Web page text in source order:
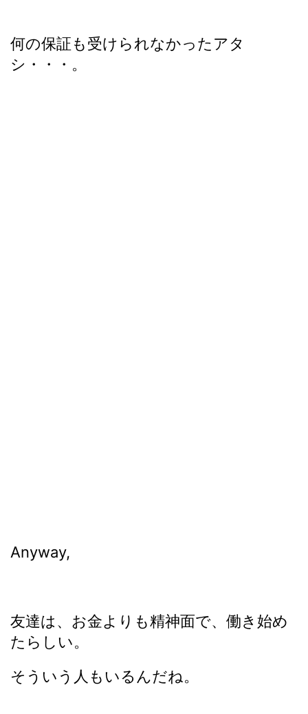
何の保証も受けられなかったアタ
シ・・・。
Anyway,
友達は、お金よりも精神面で、働き始め
たらしい。
そういう人もいるんだね。